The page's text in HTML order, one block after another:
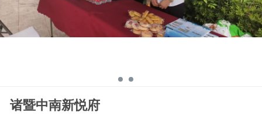
诸暨中南新悦府